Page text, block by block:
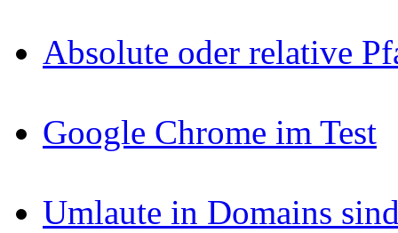
Absolute oder relative
Google Chrome im Test
Umlaute in Domains